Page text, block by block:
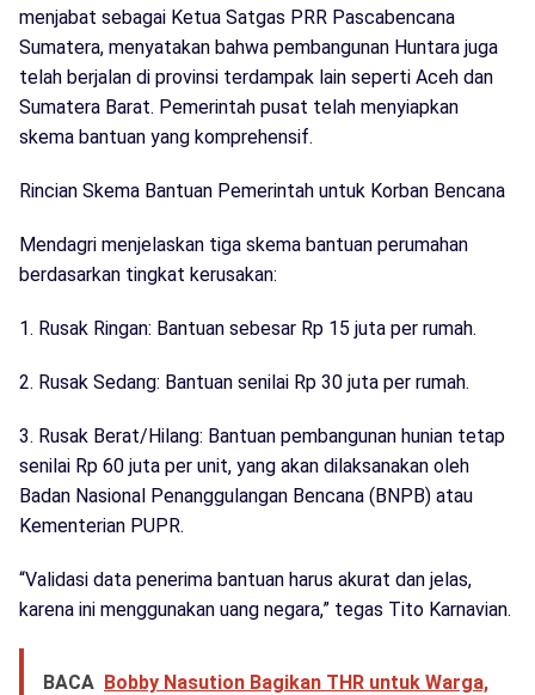
menjabat sebagai Ketua Satgas PRR Pascabencana
Sumatera, menyatakan bahwa pembangunan Huntara juga
telah berjalan di provinsi terdampak lain seperti Aceh dan
Sumatera Barat. Pemerintah pusat telah menyiapkan
skema bantuan yang komprehensif.
Rincian Skema Bantuan Pemerintah untuk Korban Bencana
Mendagri menjelaskan tiga skema bantuan perumahan
berdasarkan tingkat kerusakan:
1. Rusak Ringan: Bantuan sebesar Rp 15 juta per rumah.
2. Rusak Sedang: Bantuan senilai Rp 30 juta per rumah.
3. Rusak Berat/Hilang: Bantuan pembangunan hunian tetap
senilai Rp 60 juta per unit, yang akan dilaksanakan oleh
Badan Nasional Penanggulangan Bencana (BNPB) atau
Kementerian PUPR.
“Validasi data penerima bantuan harus akurat dan jelas,
karena ini menggunakan uang negara,” tegas Tito Karnavian.
BACA Bobby Nasution Bagikan THR untuk Warga,